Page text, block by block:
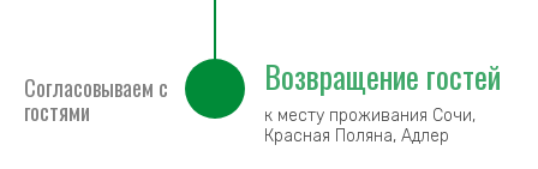
Cогласовываем с
гостями
Возвращение гостей
к месту проживания Сочи,
Красная Поляна, Адлер